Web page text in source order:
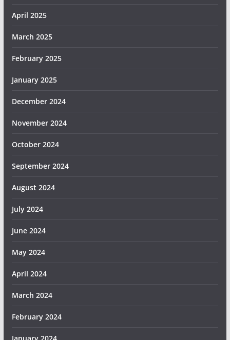
April 2025
March 2025
February 2025
January 2025
December 2024
November 2024
October 2024
September 2024
August 2024
July 2024
June 2024
May 2024
April 2024
March 2024
February 2024